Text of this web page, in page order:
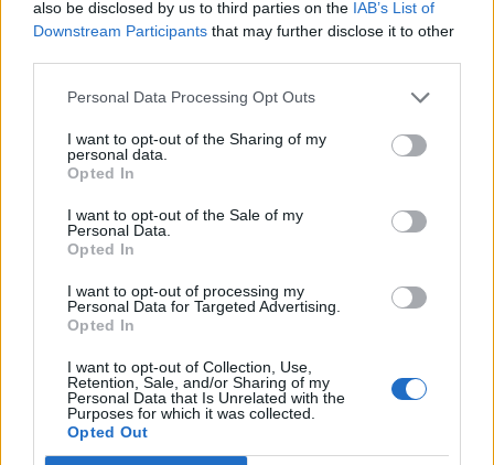
also be disclosed by us to third parties on the IAB’s List of
Downstream Participants that may further disclose it to other
Personal Data Processing Opt Outs
I want to opt-out of the Sharing of my
personal data.
Opted In
I want to opt-out of the Sale of my
Personal Data.
Opted In
I want to opt-out of processing my
Personal Data for Targeted Advertising.
Opted In
I want to opt-out of Collection, Use,
Retention, Sale, and/or Sharing of my
Personal Data that Is Unrelated with the
Purposes for which it was collected.
Opted Out
ΚΌΣΜΟΣ
Ζελένσκι σε ΝΑΤΟ: Το Ισραήλ δεν
αφέθηκε μόνο του -Χρειαζόμαστε